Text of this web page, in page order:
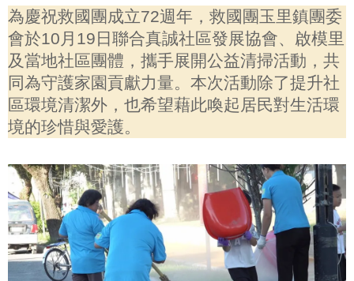
為慶祝救國團成立72週年，救國團玉里鎮團委
會於10月19日聯合真誠社區發展協會、啟模里
及當地社區團體，攜手展開公益清掃活動，共
同為守護家園貢獻力量。本次活動除了提升社
區環境清潔外，也希望藉此喚起居民對生活環
境的珍惜與愛護。